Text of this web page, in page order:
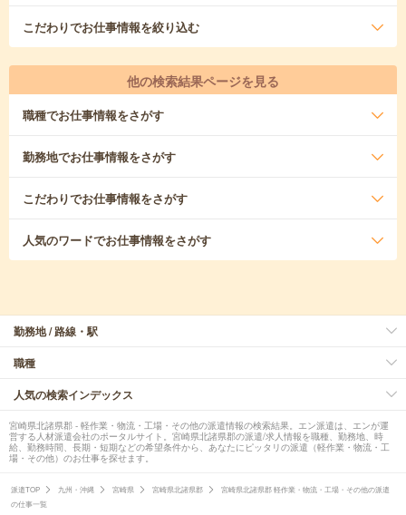
こだわりでお仕事情報を絞り込む
他の検索結果ページを見る
職種でお仕事情報をさがす
勤務地でお仕事情報をさがす
こだわりでお仕事情報をさがす
人気のワードでお仕事情報をさがす
勤務地 / 路線・駅
職種
人気の検索インデックス
宮崎県北諸県郡 - 軽作業・物流・工場・その他の派遣情報の検索結果。エン派遣は、エンが運
営する人材派遣会社のポータルサイト。宮崎県北諸県郡の派遣/求人情報を職種、勤務地、時
給、勤務時間、長期・短期などの希望条件から、あなたにピッタリの派遣（軽作業・物流・工
場・その他）のお仕事を探せます。
派遣TOP 九州・沖縄 宮崎県 宮崎県北諸県郡
宮崎県北諸県郡 軽作業・物流・工場・その他の派遣
の仕事一覧